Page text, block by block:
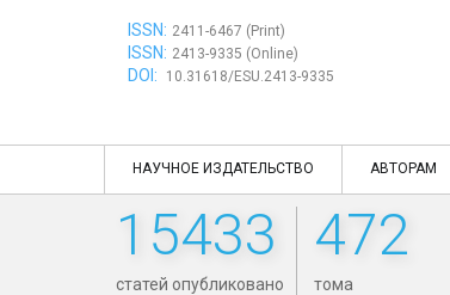
ISSN: 2411-6467 (Print)
ISSN: 2413-9335 (Online)
DOI: 10.31618/ESU.2413-9335
НАУЧНОЕ ИЗДАТЕЛЬСТВО АВТОРАМ
15433
статей опубликовано
472
тома